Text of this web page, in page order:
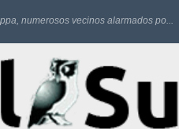
numerosos vecinos alarmados po...